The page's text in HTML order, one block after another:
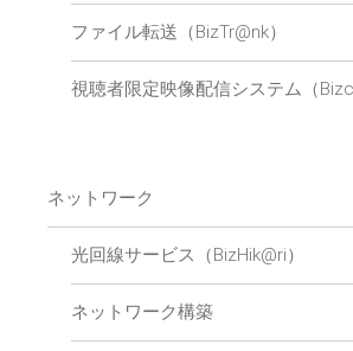
ファイル転送（BizTr@nk）
視聴者限定映像配信システム（
ネットワーク
光回線サービス（BizHik@ri）
ネットワーク構築